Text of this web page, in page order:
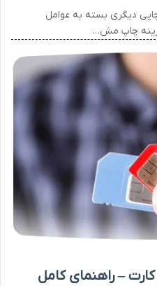
دیگری بسته به عوامل
چاپ مش…
– راهنمای کامل